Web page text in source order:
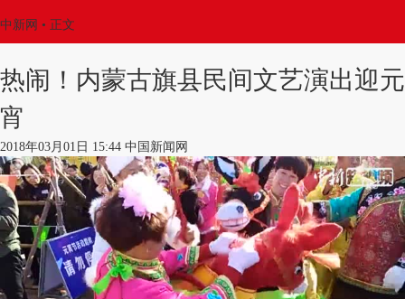
中新网 • 正文
热闹！内蒙古旗县民间文艺演出迎元
宵
2018年03月01日 15:44 中国新闻网